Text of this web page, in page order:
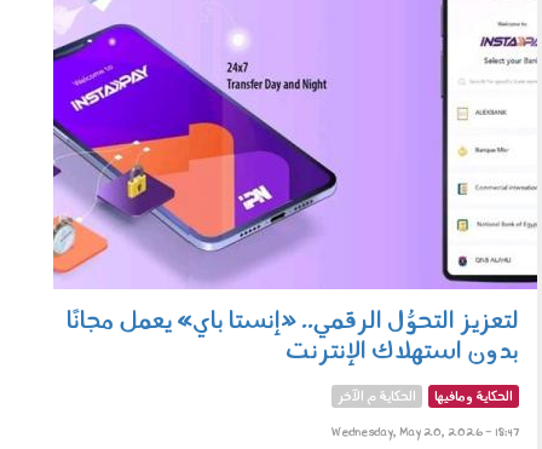
لتعزيز التحوُّل الرقمي.. «إنستا باي» يعمل مجانًا
بدون استهلاك الإنترنت
الحكاية ومافيها الحكاية م الآخر
Wednesday, May 20, 2026 - 18:47